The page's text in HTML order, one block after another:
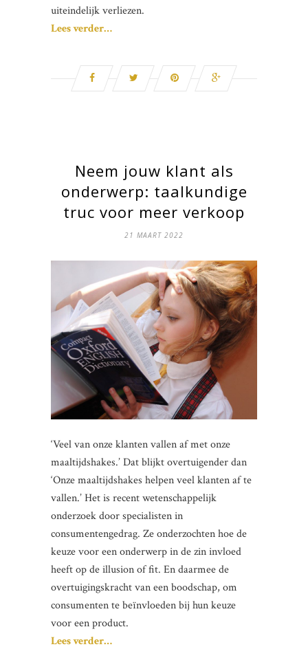
uiteindelijk verliezen.
Lees verder…
Neem jouw klant als
onderwerp: taalkundige
truc voor meer verkoop
21 MAART 2022
‘Veel van onze klanten vallen af met onze
maaltijdshakes.’ Dat blijkt overtuigender dan
‘Onze maaltijdshakes helpen veel klanten af te
vallen.’ Het is recent wetenschappelijk
onderzoek door specialisten in
consumentengedrag. Ze onderzochten hoe de
keuze voor een onderwerp in de zin invloed
heeft op de illusion of fit. En daarmee de
overtuigingskracht van een boodschap, om
consumenten te beïnvloeden bij hun keuze
voor een product.
Lees verder…